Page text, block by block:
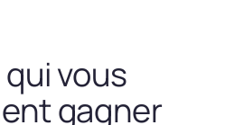
vous
gagner